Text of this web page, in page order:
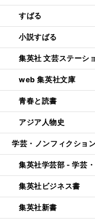
すばる
小説すばる
集英社 文芸ステーシ
web 集英社文庫
青春と読書
アジア人物史
学芸・ノンフィクショ
集英社学芸部 - 学芸
集英社ビジネス書
集英社新書